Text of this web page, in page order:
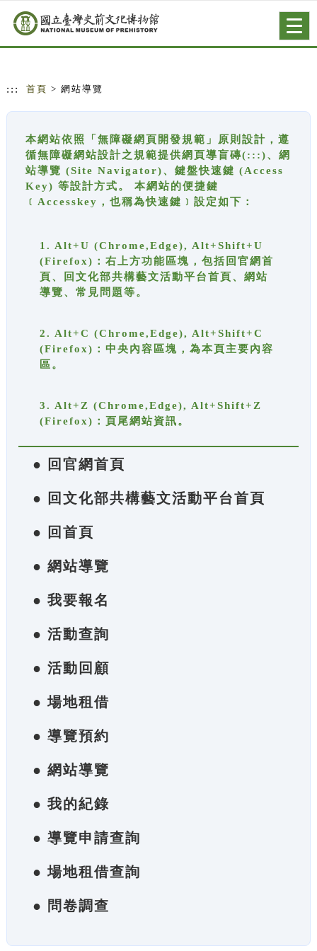
跳到主要內容
網站導覽
::: 首頁 > 網站導覽
本網站依照「無障礙網頁開發規範」原則設計，遵
循無障礙網站設計之規範提供網頁導盲磚(:::)、網
站導覽 (Site Navigator)、鍵盤快速鍵 (Access
Key) 等設計方式。 本網站的便捷鍵
﹝Accesskey，也稱為快速鍵﹞設定如下：
1. Alt+U (Chrome,Edge), Alt+Shift+U
(Firefox)：右上方功能區塊，包括回官網首
頁、回文化部共構藝文活動平台首頁、網站
導覽、常見問題等。
2. Alt+C (Chrome,Edge), Alt+Shift+C
(Firefox)：中央內容區塊，為本頁主要內容
區。
3. Alt+Z (Chrome,Edge), Alt+Shift+Z
(Firefox)：頁尾網站資訊。
● 回官網首頁
● 回文化部共構藝文活動平台首頁
● 回首頁
● 網站導覽
● 我要報名
● 活動查詢
● 活動回顧
● 場地租借
● 導覽預約
● 網站導覽
● 我的紀錄
● 導覽申請查詢
● 場地租借查詢
● 問卷調查